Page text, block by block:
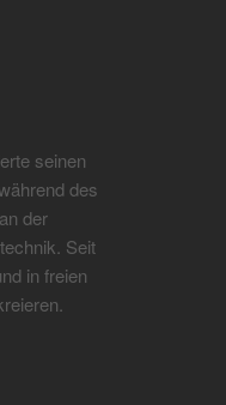
seinen
des
der
Seit
in freien